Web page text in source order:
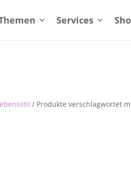
Services
/ Produkte verschlagwortet